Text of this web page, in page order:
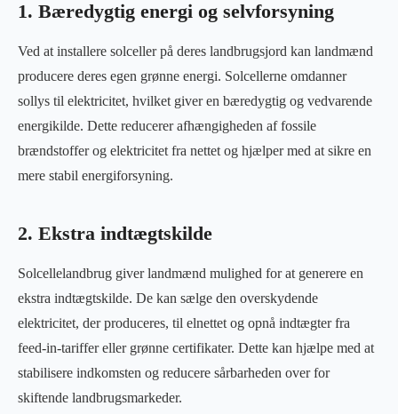
1. Bæredygtig energi og selvforsyning
Ved at installere solceller på deres landbrugsjord kan landmænd
producere deres egen grønne energi. Solcellerne omdanner
sollys til elektricitet, hvilket giver en bæredygtig og vedvarende
energikilde. Dette reducerer afhængigheden af fossile
brændstoffer og elektricitet fra nettet og hjælper med at sikre en
mere stabil energiforsyning.
2. Ekstra indtægtskilde
Solcellelandbrug giver landmænd mulighed for at generere en
ekstra indtægtskilde. De kan sælge den overskydende
elektricitet, der produceres, til elnettet og opnå indtægter fra
feed-in-tariffer eller grønne certifikater. Dette kan hjælpe med at
stabilisere indkomsten og reducere sårbarheden over for
skiftende landbrugsmarkeder.